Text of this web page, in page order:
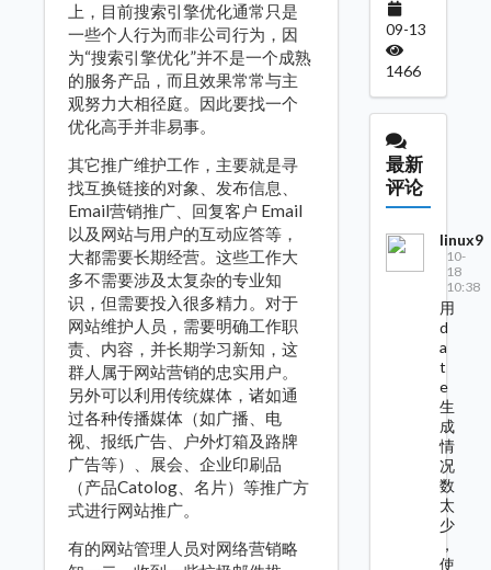
上，目前搜索引擎优化通常只是
一些个人行为而非公司行为，因
为“搜索引擎优化”并不是一个成熟
的服务产品，而且效果常常与主
观努力大相径庭。因此要找一个
优化高手并非易事。
其它推广维护工作，主要就是寻
找互换链接的对象、发布信息、
Email营销推广、回复客户 Email
以及网站与用户的互动应答等，
大都需要长期经营。这些工作大
多不需要涉及太复杂的专业知
识，但需要投入很多精力。对于
网站维护人员，需要明确工作职
责、内容，并长期学习新知，这
群人属于网站营销的忠实用户。
另外可以利用传统媒体，诸如通
过各种传播媒体（如广播、电
视、报纸广告、户外灯箱及路牌
广告等）、展会、企业印刷品
（产品Catolog、名片）等推广方
式进行网站推广。
有的网站管理人员对网络营销略
09-13
1466
最新
评论
linux9
10-
18
10:38
用
d
a
t
e
生
成
情
况
数
太
少
，
使